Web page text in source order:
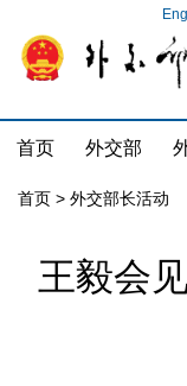
首页 外交部
首页 > 外交部长活动
王毅会